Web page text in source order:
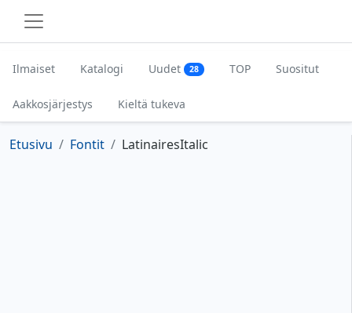
Ilmaiset Katalogi Uudet 28 TOP Suositut
Aakkosjärjestys Kieltä tukeva
Etusivu Fontit LatinairesItalic